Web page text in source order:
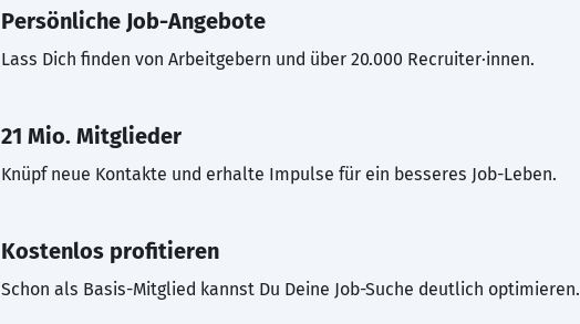
Persönliche Job-Angebote
Lass Dich finden von Arbeitgebern und über 20.000 Recruiter·innen.
21 Mio. Mitglieder
Knüpf neue Kontakte und erhalte Impulse für ein besseres Job-Leben.
Kostenlos profitieren
Schon als Basis-Mitglied kannst Du Deine Job-Suche deutlich optimieren.